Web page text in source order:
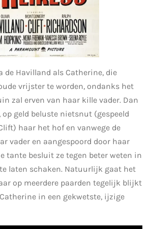
de Havilland als Catherine, die
vrijster te worden, ondanks het
zal erven van haar kille vader. Dan
geld beluste nietsnut (gespeeld
haar het hof en vanwege de
vader en aangespoord door haar
tante besluit ze tegen beter weten in
laten schaken. Natuurlijk gaat het
op meerdere paarden tegelijk blijkt
in een gekwetste, ijzige